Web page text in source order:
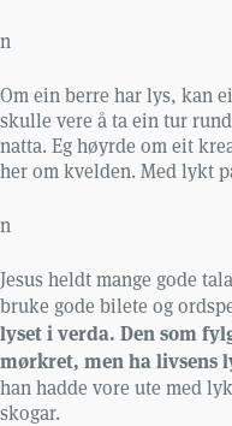
n
Om ein berre har lys, kan
skulle vere å ta ein tur
natta. Eg høyrde om eit
her om kvelden. Med lykt
n
Jesus heldt mange gode
bruke gode bilete og
lyset i verda. Den som
mørkret, men ha livsens
han hadde vore ute med
skogar.